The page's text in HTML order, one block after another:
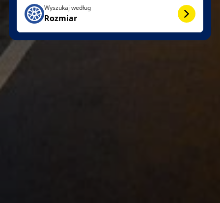
Wyszukaj według
Rozmiar